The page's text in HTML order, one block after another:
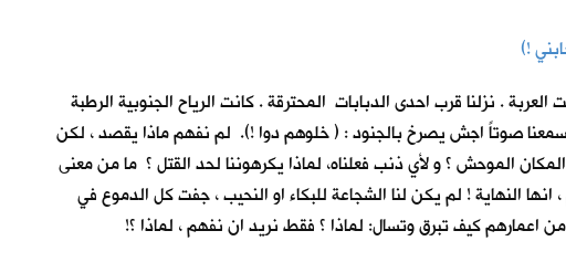
!)
. نزلنا قرب احدى الدبابات المحترقة . كانت الرياح الجنوبية الرطبة
سمعنا صوتاً اجش يصرخ بالجنود : ( خلوهم دوا !). لم نفهم ماذا يقصد ، لكن
الموحش ؟ و لأي ذنب فعلناه، لماذا يكرهوننا لحد القتل ؟ ما من معنى
النهاية ! لم يكن لنا الشجاعة للبكاء او النحيب ، جفت كل الدموع في
اعمارهم كيف تبرق وتسال: لماذا ؟ فقط نريد ان نفهم ، لماذا ؟!